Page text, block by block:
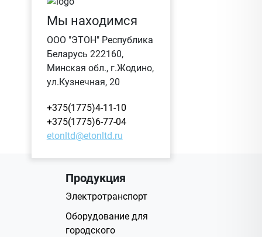
Мы находимся
ООО "ЭТОН" Республика
Беларусь 222160,
Минская обл., г.Жодино,
ул.Кузнечная, 20
+375(1775)4-11-10
+375(1775)6-77-04
etonltd@etonltd.ru
Продукция
Электротранспорт
Оборудование для
городского